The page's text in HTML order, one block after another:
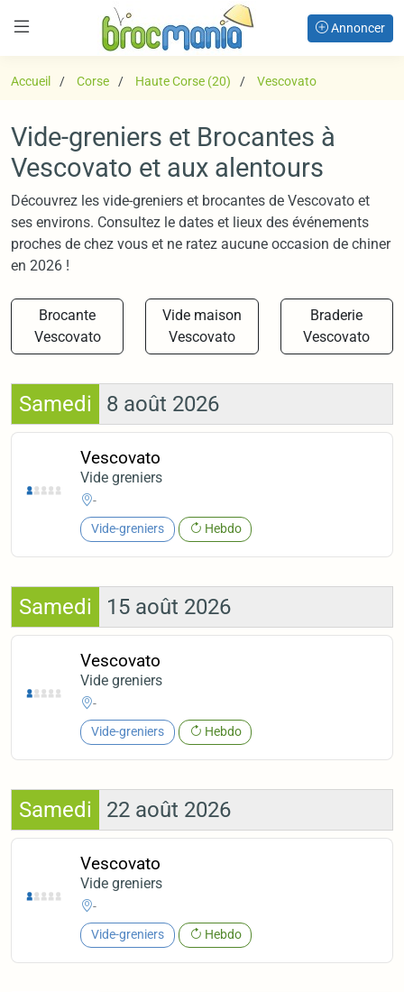
Annoncer
Accueil Corse Haute Corse (20) Vescovato
Vide-greniers et Brocantes à
Vescovato et aux alentours
Découvrez les vide-greniers et brocantes de Vescovato et
ses environs. Consultez le dates et lieux des événements
proches de chez vous et ne ratez aucune occasion de chiner
en 2026 !
Brocante
Vescovato
Vide maison
Vescovato
Braderie
Vescovato
Samedi 8 août 2026
Vescovato
Vide greniers
-
Vide-greniers Hebdo
Samedi 15 août 2026
Vescovato
Vide greniers
-
Vide-greniers Hebdo
Samedi 22 août 2026
Vescovato
Vide greniers
-
Vide-greniers Hebdo